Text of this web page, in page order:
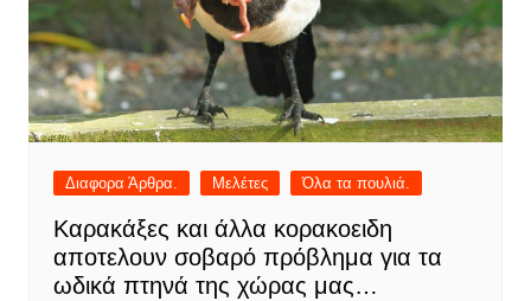
Διαφορα Άρθρα. Μελέτες Όλα τα πουλιά.
Καρακάξες και άλλα κορακοειδη
αποτελουν σοβαρό πρόβλημα για τα
ωδικά πτηνά της χώρας μας…